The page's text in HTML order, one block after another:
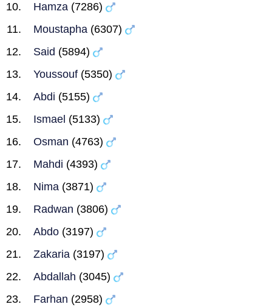
Hamza (7286)
Moustapha (6307)
Said (5894)
Youssouf (5350)
Abdi (5155)
Ismael (5133)
Osman (4763)
Mahdi (4393)
Nima (3871)
Radwan (3806)
Abdo (3197)
Zakaria (3197)
Abdallah (3045)
Farhan (2958)